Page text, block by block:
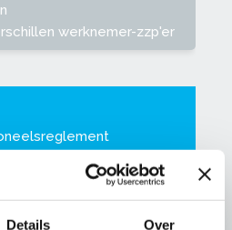
Details Over
werknemer-zzp'er
en motiveren van
boeien en binden